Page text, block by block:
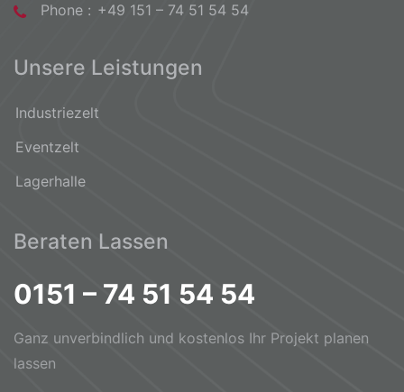
Phone : +49 151 – 74 51 54 54
Unsere Leistungen
Industriezelt
Eventzelt
Lagerhalle
Beraten Lassen
0151 – 74 51 54 54
Ganz unverbindlich und kostenlos Ihr Projekt planen
lassen